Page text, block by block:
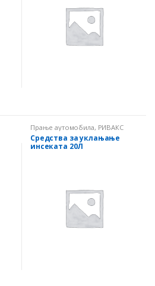
Прање аутомобила, РИВАКС
Средства за уклањање
инсеката 20Л